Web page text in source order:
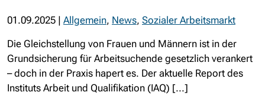
01.09.2025 | Allgemein, News, Sozialer Arbeitsmarkt
Die Gleichstellung von Frauen und Männern ist in der
Grundsicherung für Arbeitsuchende gesetzlich verankert
– doch in der Praxis hapert es. Der aktuelle Report des
Instituts Arbeit und Qualifikation (IAQ) [...]